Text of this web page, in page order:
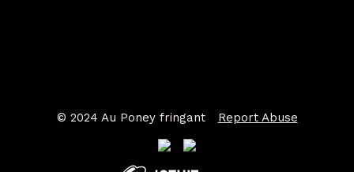
© 2024 Au Poney fringant Report Abuse